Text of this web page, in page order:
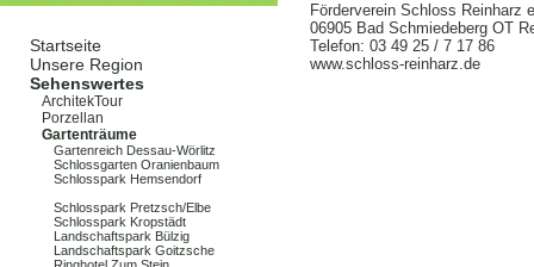
Startseite
Unsere Region
Sehenswertes
ArchitekTour
Porzellan
Gartenträume
Gartenreich Dessau-Wörlitz
Schlossgarten Oranienbaum
Schlosspark Hemsendorf
Schlosspark Pretzsch/Elbe
Schlosspark Kropstädt
Landschaftspark Bülzig
Landschaftspark Goitzsche
Förderverein Schloss Reinharz
06905 Bad Schmiedeberg OT
Telefon: 03 49 25 / 7 17 86
www.schloss-reinharz.de